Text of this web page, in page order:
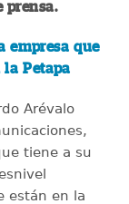
prensa.
empresa que
Petapa
Arévalo
tiene a su
están en la